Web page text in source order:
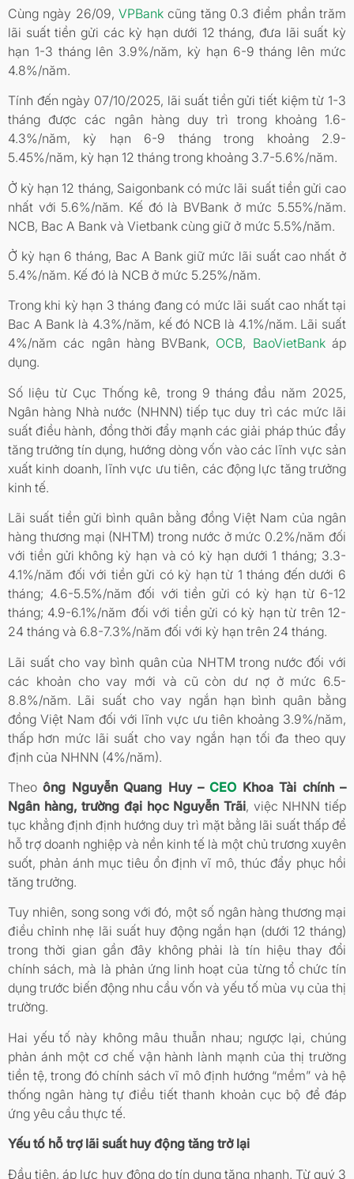
Cùng ngày 26/09, VPBank cũng tăng 0.3 điểm phần trăm
lãi suất tiền gửi các kỳ hạn dưới 12 tháng, đưa lãi suất kỳ
hạn 1-3 tháng lên 3.9%/năm, kỳ hạn 6-9 tháng lên mức
4.8%/năm.
Tính đến ngày 07/10/2025, lãi suất tiền gửi tiết kiệm từ 1-3
tháng được các ngân hàng duy trì trong khoảng 1.6-
4.3%/năm, kỳ hạn 6-9 tháng trong khoảng 2.9-
5.45%/năm, kỳ hạn 12 tháng trong khoảng 3.7-5.6%/năm.
Ở kỳ hạn 12 tháng, Saigonbank có mức lãi suất tiền gửi cao
nhất với 5.6%/năm. Kế đó là BVBank ở mức 5.55%/năm.
NCB, Bac A Bank và Vietbank cùng giữ ở mức 5.5%/năm.
Ở kỳ hạn 6 tháng, Bac A Bank giữ mức lãi suất cao nhất ở
5.4%/năm. Kế đó là NCB ở mức 5.25%/năm.
Trong khi kỳ hạn 3 tháng đang có mức lãi suất cao nhất tại
Bac A Bank là 4.3%/năm, kế đó NCB là 4.1%/năm. Lãi suất
4%/năm các ngân hàng BVBank, OCB, BaoVietBankáp
dụng.
Số liệu từ Cục Thống kê, trong 9 tháng đầu năm 2025,
Ngân hàng Nhà nước (NHNN) tiếp tục duy trì các mức lãi
suất điều hành, đồng thời đẩy mạnh các giải pháp thúc đẩy
tăng trưởng tín dụng, hướng dòng vốn vào các lĩnh vực sản
xuất kinh doanh, lĩnh vực ưu tiên, các động lực tăng trưởng
kinh tế.
Lãi suất tiền gửi bình quân bằng đồng Việt Nam của ngân
hàng thương mại (NHTM) trong nước ở mức 0.2%/năm đối
với tiền gửi không kỳ hạn và có kỳ hạn dưới 1 tháng; 3.3-
4.1%/năm đối với tiền gửi có kỳ hạn từ 1 tháng đến dưới 6
tháng; 4.6-5.5%/năm đối với tiền gửi có kỳ hạn từ 6-12
tháng; 4.9-6.1%/năm đối với tiền gửi có kỳ hạn từ trên 12-
24 tháng và 6.8-7.3%/năm đối với kỳ hạn trên 24 tháng.
Lãi suất cho vay bình quân của NHTM trong nước đối với
các khoản cho vay mới và cũ còn dư nợ ở mức 6.5-
8.8%/năm. Lãi suất cho vay ngắn hạn bình quân bằng
đồng Việt Nam đối với lĩnh vực ưu tiên khoảng 3.9%/năm,
thấp hơn mức lãi suất cho vay ngắn hạn tối đa theo quy
định của NHNN (4%/năm).
Theoông Nguyễn Quang Huy –CEO Khoa Tài chính –
Ngân hàng, trường đại học Nguyễn Trãi, việc NHNN tiếp
tục khẳng định định hướng duy trì mặt bằng lãi suất thấp để
hỗ trợ doanh nghiệp và nền kinh tế là một chủ trương xuyên
suốt, phản ánh mục tiêu ổn định vĩ mô, thúc đẩy phục hồi
tăng trưởng.
Tuy nhiên, song song với đó, một số ngân hàng thương mại
điều chỉnh nhẹ lãi suất huy động ngắn hạn (dưới 12 tháng)
trong thời gian gần đây không phải là tín hiệu thay đổi
chính sách, mà là phản ứng linh hoạt của từng tổ chức tín
dụng trước biến động nhu cầu vốn và yếu tố mùa vụ của thị
trường.
Hai yếu tố này không mâu thuẫn nhau; ngược lại, chúng
phản ánh một cơ chế vận hành lành mạnh của thị trường
tiền tệ, trong đó chính sách vĩ mô định hướng “mềm” và hệ
thống ngân hàng tự điều tiết thanh khoản cục bộ để đáp
ứng yêu cầu thực tế.
Yếu tố hỗ trợ lãi suất huy động tăng trở lại
Đầu tiên, áp lực huy động do tín dụng tăng nhanh. Từ quý 3